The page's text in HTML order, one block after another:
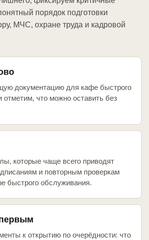
порядок подготовки
МЧС, охране труда и кадровой
документацию для кафе быстрого
отметим, что можно оставить без
которые чаще всего приводят
и повторным проверкам
быстрого обслуживания.
к открытию по очерёдности: что